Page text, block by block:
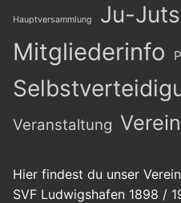
Hauptversammlung Ju-
Mitgliederinfo
Veranstaltung
Hier findest du unser
SVF Ludwigshafen 1898 /